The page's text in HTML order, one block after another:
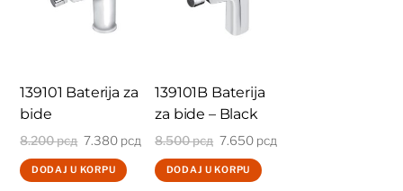
139101 Baterija za
bide
8.200рсд Originalna
cena
7.380 рсд Trenutna
cena
DODAJ U KORPU
139101B Baterija
za bide – Black
8.500рсд Originalna
cena
7.650 рсд
DODAJ U KORPU